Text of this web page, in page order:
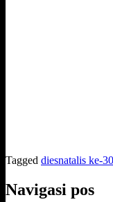
Tagged diesnatalis ke-30
Navigasi pos